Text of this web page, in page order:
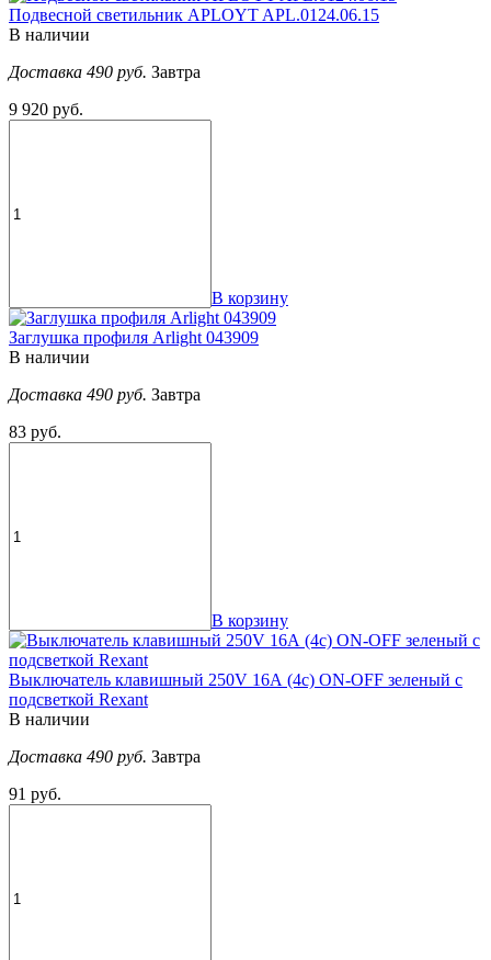
Подвесной светильник APLOYT APL.0124.06.15
В наличии
Доставка 490 руб. Завтра
9 920 руб.
В корзину
Заглушка профиля Arlight 043909
В наличии
Доставка 490 руб. Завтра
83 руб.
В корзину
Выключатель клавишный 250V 16А (4с) ON-OFF зеленый с
подсветкой Rexant
В наличии
Доставка 490 руб. Завтра
91 руб.